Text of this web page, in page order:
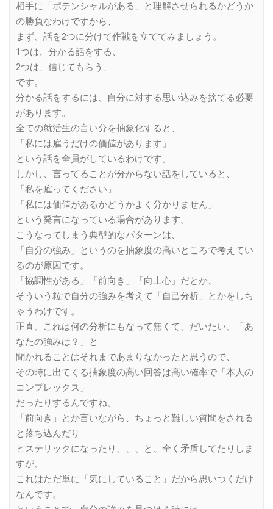
相手に「ポテンシャルがある」と理解させられるかどうか
の勝負なわけですから、
まず、話を2つに分けて作戦を立ててみましょう。
1つは、分かる話をする、
2つは、信じてもらう、
です。
分かる話をするには、自分に対する思い込みを捨てる必要
があります。
全ての就活生の言い分を抽象化すると、
「私には雇うだけの価値があります」
という話を全員がしているわけです。
しかし、言ってることが分からない話をしていると、
「私を雇ってください」
「私には価値があるかどうかよく分かりません」
という発言になっている場合があります。
こうなってしまう典型的なパターンは、
「自分の強み」というのを抽象度の高いところで考えてい
るのが原因です。
「協調性がある」「前向き」「向上心」だとか、
そういう粒で自分の強みを考えて「自己分析」とかをしち
ゃうわけです。
正直、これは何の分析にもなって無くて、だいたい、「あ
なたの強みは？」と
聞かれることはそれまであまりなかったと思うので、
その時に出てくる抽象度の高い回答は高い確率で「本人の
コンプレックス」
だったりするんですね。
「前向き」とか言いながら、ちょっと難しい質問をされる
と落ち込んだり
ヒステリックになったり、、、と、全く矛盾してたりしま
すが、
これはただ単に「気にしていること」だから思いつくだけ
なんです。